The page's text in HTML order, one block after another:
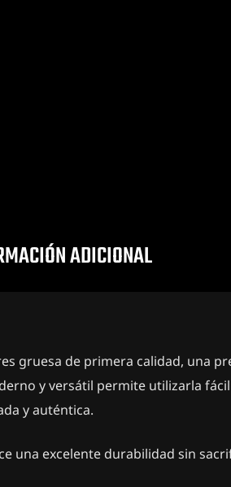
ADICIONAL
gruesa de primera calidad, una
y versátil permite utilizarla
y auténtica.
una excelente durabilidad sin